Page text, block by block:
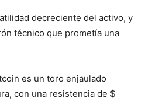
decreciente del activo, y
técnico que prometía una
es un toro enjaulado
con una resistencia de $